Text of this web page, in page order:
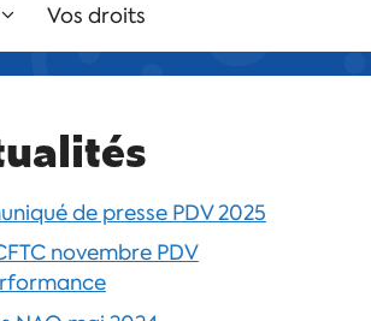
Vos droits
de presse PDV 2025
novembre PDV